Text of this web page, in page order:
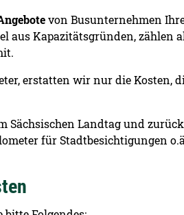
von Busunternehmen
aus Kapazitätsgründen, zählen
erstatten wir nur die Kosten,
Sächsischen Landtag und
für Stadtbesichtigungen